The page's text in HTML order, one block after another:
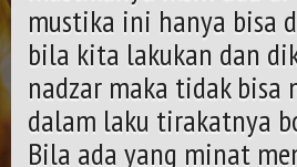
mustika ini hanya bisa
bila kita lakukan dan
nadzar maka tidak
dalam laku tirakatnya
Bila ada yang minat